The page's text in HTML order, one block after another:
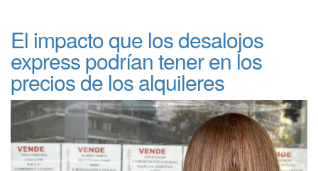
El impacto que los desalojos
express podrían tener en los
precios de los alquileres